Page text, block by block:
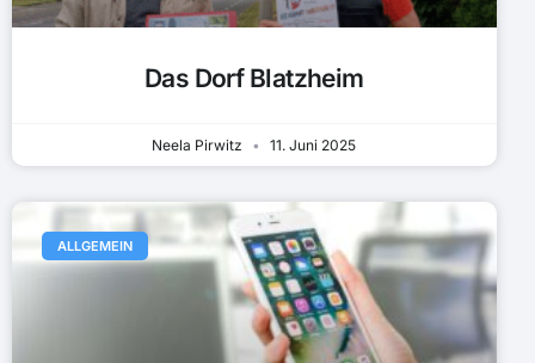
Das Dorf Blatzheim
Neela Pirwitz 11. Juni 2025
ALLGEMEIN